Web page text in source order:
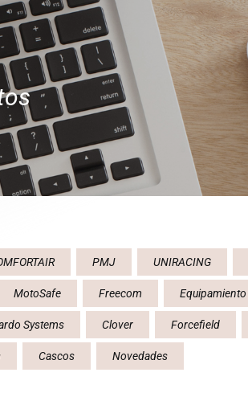
PMJ UNIRACING
MotoSafe Freecom Equipamiento
Systems Clover Forcefield
Cascos Novedades